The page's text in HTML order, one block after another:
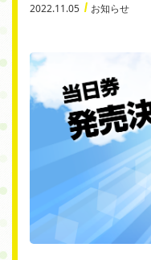
2022.11.05 お知らせ